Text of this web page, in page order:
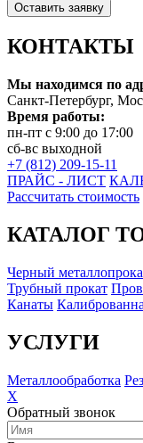
Оставить заявку
КОНТАКТЫ
Мы находимся по
Санкт-Петербург,
Время работы:
пн-пт с 9:00 до 17:00
сб-вс выходной
+7 (812) 209-15-11
ПРАЙС - ЛИСТ
Рассчитать стоимость
КАТАЛОГ
Черный
Трубный прокат
Канаты
УСЛУГИ
Металлообработка
X
Обратный звонок